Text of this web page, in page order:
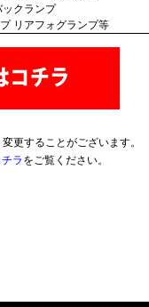
クランプ
リアフォグランプ等
更することがございます。
ラ をご覧ください。